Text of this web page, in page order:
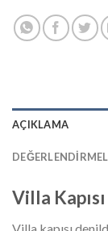
AÇIKLAMA
Villa